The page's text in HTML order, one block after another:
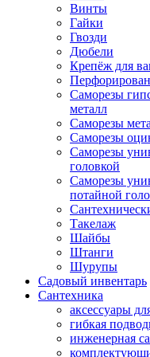
Винты
Гайки
Гвозди
Дюбели
Крепёж для
Саморезы
металл
Саморезы
Саморезы
Саморезы
головкой
Саморезы
потайной
Такелаж
Шайбы
Штанги
Шурупы
Садовый инвентарь
Сантехника
аксессуары
гибкая
инженерная